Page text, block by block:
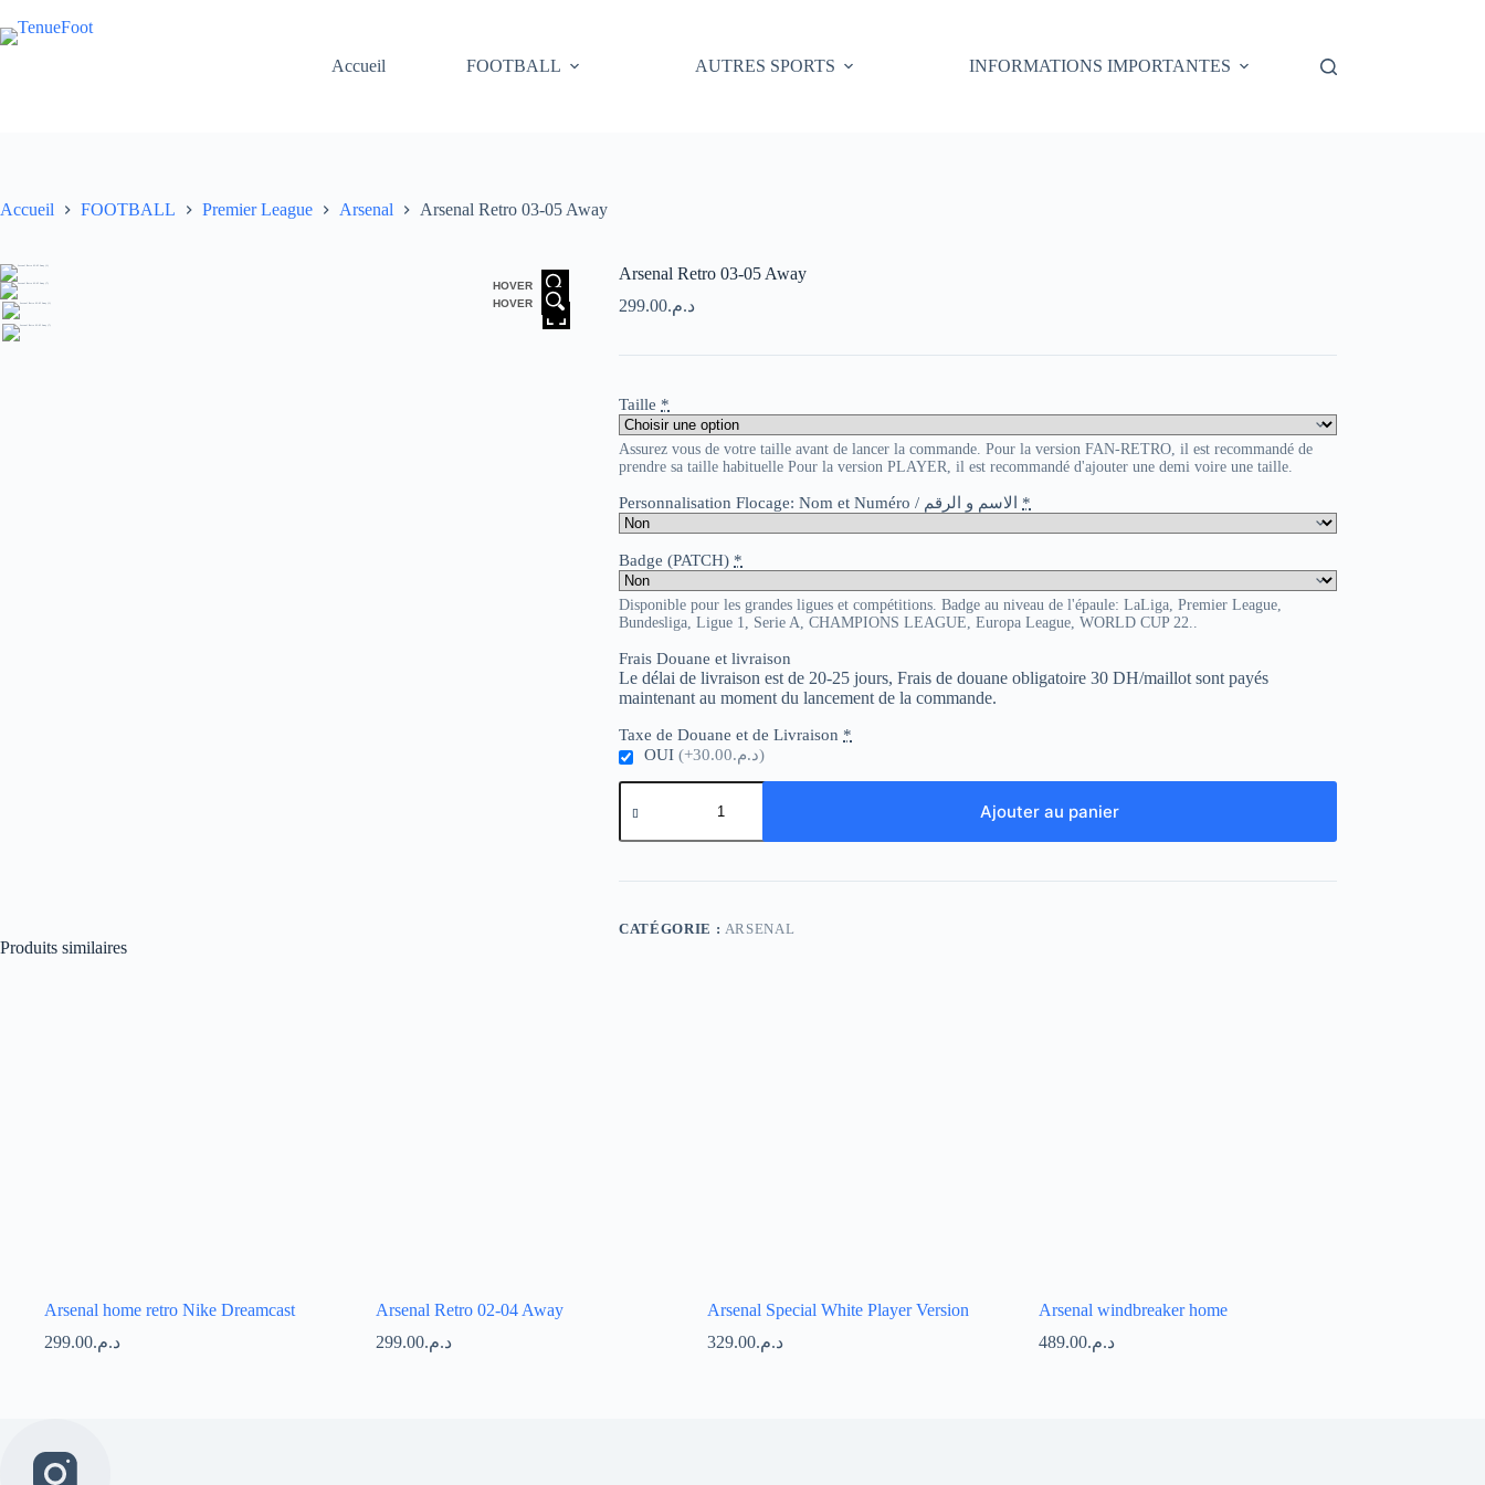
au
contenu
Accueil
FOOTBALL AUTRES SPORTS INFORMATIONS IMPORTANTES
Accueil FOOTBALL Premier League Arsenal Arsenal Retro 03-05 Away
HOVER
HOVER
Arsenal Retro 03-05 Away
د.م.299.00
Taille *
Assurez vous de votre taille avant de lancer la commande. Pour la version FAN-RETRO, il est recommandé de
prendre sa taille habituelle Pour la version PLAYER, il est recommandé d'ajouter une demi voire une taille.
Personnalisation Flocage: Nom et Numéro / الاسم و الرقم *
Badge (PATCH) *
Disponible pour les grandes ligues et compétitions. Badge au niveau de l'épaule: LaLiga, Premier League,
Bundesliga, Ligue 1, Serie A, CHAMPIONS LEAGUE, Europa League, WORLD CUP 22..
Frais Douane et livraison
Le délai de livraison est de 20-25 jours, Frais de douane obligatoire 30 DH/maillot sont payés
maintenant au moment du lancement de la commande.
Taxe de Douane et de Livraison *
OUI
(+د.م.30.00)
quantité
de
Retro
05
Ajouter au panier
CATÉGORIE : ARSENAL
Produits similaires
Arsenal home retro Nike Dreamcast
د.م.299.00
Arsenal Retro 02-04 Away
د.م.299.00
Arsenal Special White Player Version
د.م.329.00
Arsenal windbreaker home
د.م.489.00